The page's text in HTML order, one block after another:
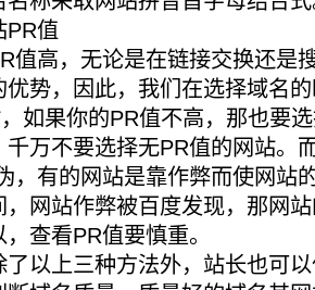
值
高，无论是在链接交换还是
优势，因此，我们在选择域名
如果你的PR值不高，那也要
千万不要选择无PR值的网站。
，有的网站是靠作弊而使网站
，网站作弊被百度发现，那网
查看PR值要慎重。
上三种方法外，站长也可以